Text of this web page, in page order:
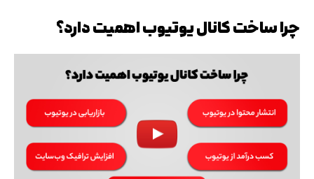
چرا ساخت کانال یوتیوب اهمیت دارد؟